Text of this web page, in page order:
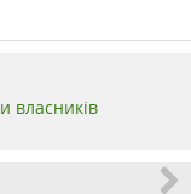
власників